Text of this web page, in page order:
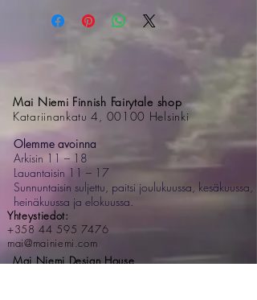
Mai Niemi Finnish Fairytale shop
Katariinankatu 4, 00100 Helsinki
Olemme avoinna
Arkisin 11 – 18
Lauantaisin 11 – 17
Sunnuntaisin suljettu, paitsi joulukuussa, kesäkuussa,
heinäkuussa ja elokuussa.
Yhteystiedot:
+358 44 595 7476
mai@mainiemi.com
Mai Niemi Design House